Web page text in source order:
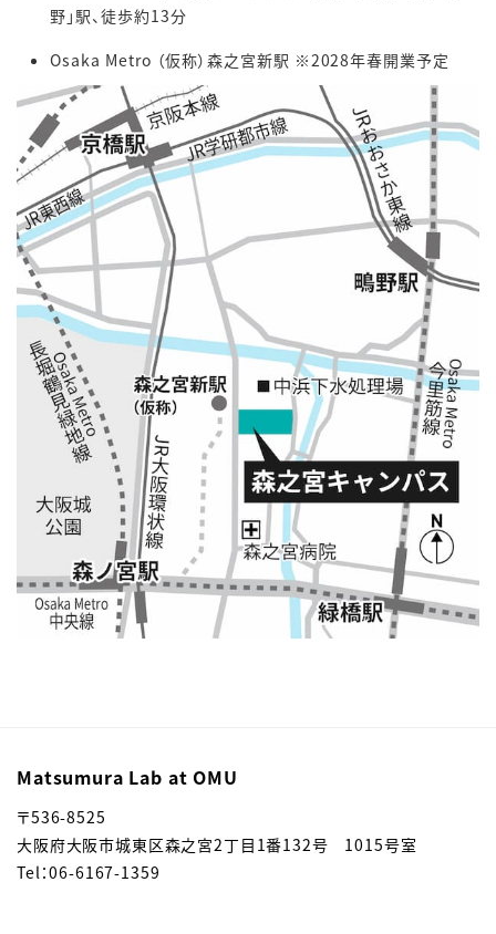
野」駅、徒歩約13分
Osaka Metro （仮称）森之宮新駅 ※2028年春開業予定
Matsumura Lab at OMU
〒536-8525
大阪府大阪市城東区森之宮2丁目1番132号 1015号室
Tel：06-6167-1359